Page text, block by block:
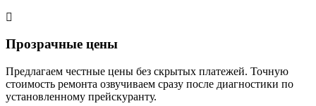
Прозрачные цены
Предлагаем честные цены без скрытых платежей. Точную
стоимость ремонта озвучиваем сразу после диагностики по
установленному прейскуранту.